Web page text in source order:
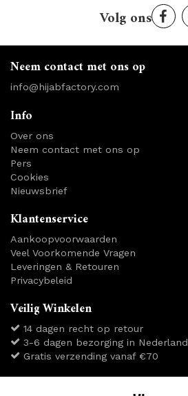
Volg ons
Neem contact met ons op
info@hijabfactory.com
Info
Over ons
Neem contact met ons op
Pers
Cookies
Nieuwsbrief
Klantenservice
Aankoopvoorwaarden
Veel Voorkomende Vragen
Leveringen & Retouren
Privacybeleid
Veilig Winkelen
14 dagen recht op retour
3-6 dagen bezorging in Nederland
Gratis verzending vanaf €70